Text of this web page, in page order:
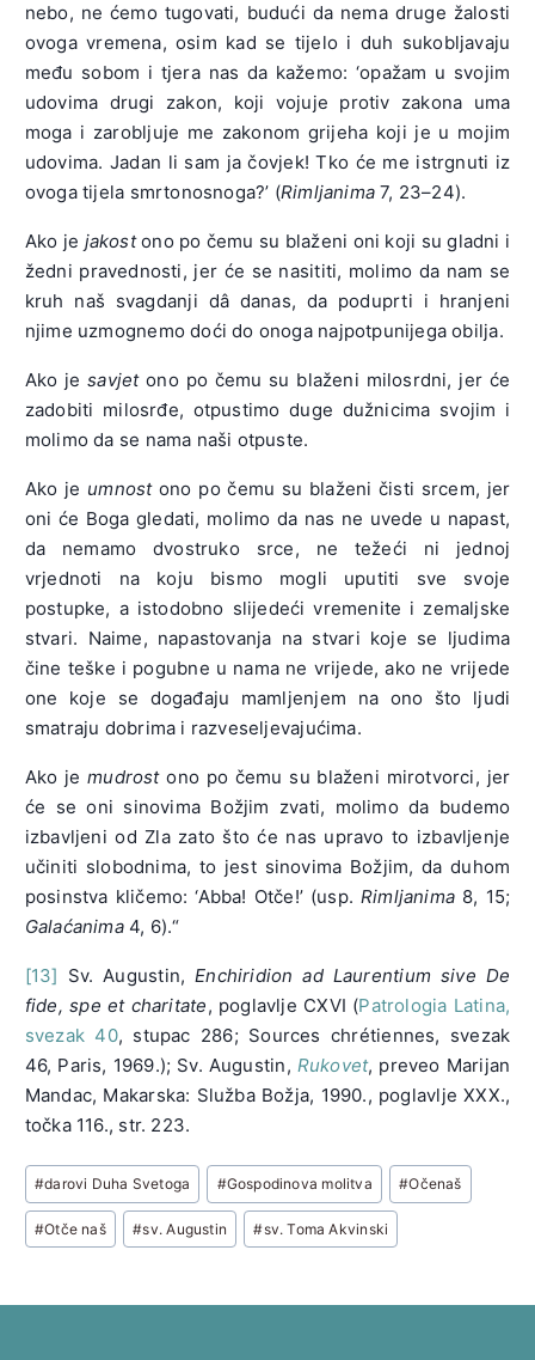
nebo, ne ćemo tugovati, budući da nema druge žalosti
ovoga vremena, osim kad se tijelo i duh sukobljavaju
među sobom i tjera nas da kažemo: ‘opažam u svojim
udovima drugi zakon, koji vojuje protiv zakona uma
moga i zarobljuje me zakonom grijeha koji je u mojim
udovima. Jadan li sam ja čovjek! Tko će me istrgnuti iz
ovoga tijela smrtonosnoga?’ (Rimljanima 7, 23–24).
Ako je jakostono po čemu su blaženi oni koji su gladni i
žedni pravednosti, jer će se nasititi, molimo da nam se
kruh naš svagdanji dâ danas, da poduprti i hranjeni
njime uzmognemo doći do onoga najpotpunijega obilja.
Ako jesavjetono po čemu su blaženi milosrdni, jer će
zadobiti milosrđe, otpustimo duge dužnicima svojim i
molimo da se nama naši otpuste.
Ako je umnostono po čemu su blaženi čisti srcem, jer
oni će Boga gledati, molimo da nas ne uvede u napast,
da nemamo dvostruko srce, ne težeći ni jednoj
vrjednoti na koju bismo mogli uputiti sve svoje
postupke, a istodobno slijedeći vremenite i zemaljske
stvari. Naime, napastovanja na stvari koje se ljudima
čine teške i pogubne u nama ne vrijede, ako ne vrijede
one koje se događaju mamljenjem na ono što ljudi
smatraju dobrima i razveseljevajućima.
Ako jemudrostono po čemu su blaženi mirotvorci, jer
će se oni sinovima Božjim zvati, molimo da budemo
izbavljeni od Zla zato što će nas upravo to izbavljenje
učiniti slobodnima, to jest sinovima Božjim, da duhom
posinstva kličemo: ‘Abba! Otče!’ (usp. Rimljanima 8, 15;
Galaćanima4, 6).“
[13] Sv. Augustin,Enchiridion ad Laurentium sive De
fide, spe et charitate, poglavlje CXVI (Patrologia Latina,
svezak 40, stupac 286; Sources chrétiennes, svezak
46, Paris, 1969.); Sv. Augustin, Rukovet, preveo Marijan
Mandac, Makarska: Služba Božja, 1990., poglavlje XXX.,
točka 116., str. 223.
Post
Tags:
#darovi Duha Svetoga #Gospodinova molitva #Očenaš
#Otče naš #sv. Augustin #sv. Toma Akvinski